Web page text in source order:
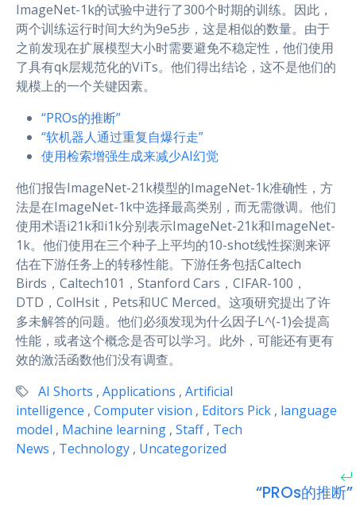
ImageNet-1k的试验中进行了300个时期的训练。因此，
两个训练运行时间大约为9e5步，这是相似的数量。由于
之前发现在扩展模型大小时需要避免不稳定性，他们使用
了具有qk层规范化的ViTs。他们得出结论，这不是他们的
规模上的一个关键因素。
“PROs的推断”
“软机器人通过重复自爆行走”
使用检索增强生成来减少AI幻觉
他们报告ImageNet-21k模型的ImageNet-1k准确性，方
法是在ImageNet-1k中选择最高类别，而无需微调。他们
使用术语i21k和i1k分别表示ImageNet-21k和ImageNet-
1k。他们使用在三个种子上平均的10-shot线性探测来评
估在下游任务上的转移性能。下游任务包括Caltech
Birds，Caltech101，Stanford Cars，CIFAR-100，
DTD，ColHsit，Pets和UC Merced。这项研究提出了许
多未解答的问题。他们必须发现为什么因子L^(-1)会提高
性能，或者这个概念是否可以学习。此外，可能还有更有
效的激活函数他们没有调查。
AI Shorts , Applications , Artificial
intelligence , Computer vision , Editors Pick , language
model , Machine learning , Staff , Tech
News , Technology , Uncategorized
“PROs的推断”